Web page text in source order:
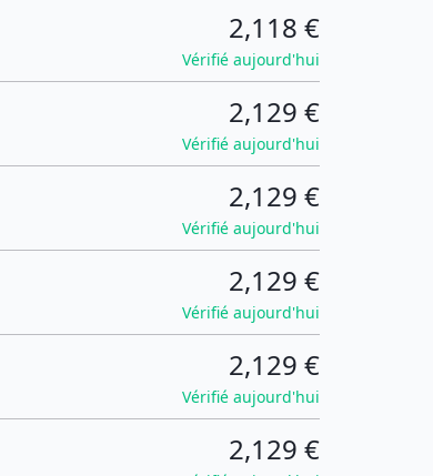
2,118 €
Vérifié aujourd'hui
2,129 €
Vérifié aujourd'hui
2,129 €
Vérifié aujourd'hui
2,129 €
Vérifié aujourd'hui
2,129 €
Vérifié aujourd'hui
2,129 €